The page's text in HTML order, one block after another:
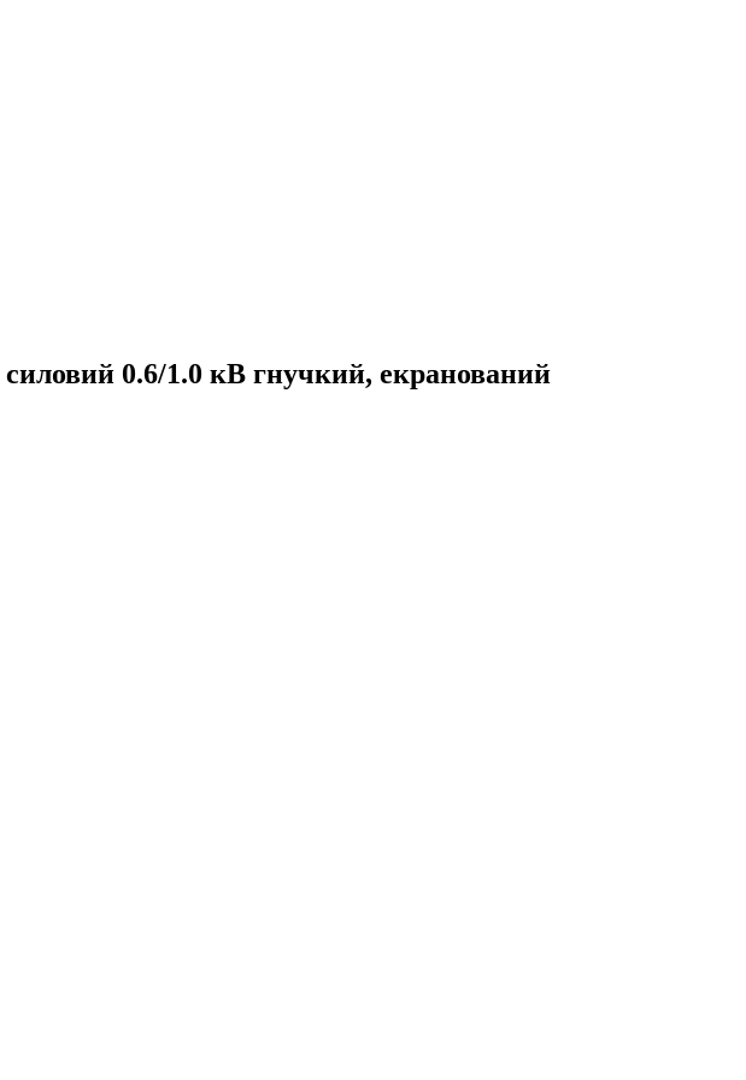
0.6/1.0 кВ гнучкий, екранований